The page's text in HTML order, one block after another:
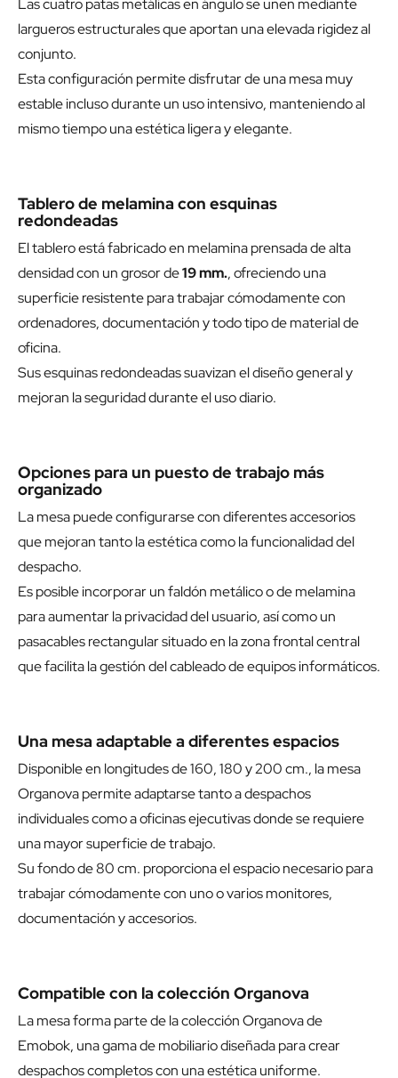
Las cuatro patas metálicas en ángulo se unen mediante
largueros estructurales que aportan una elevada rigidez al
conjunto.
Esta configuración permite disfrutar de una mesa muy
estable incluso durante un uso intensivo, manteniendo al
mismo tiempo una estética ligera y elegante.
Tablero de melamina con esquinas
redondeadas
El tablero está fabricado en melamina prensada de alta
densidad con un grosor de19 mm., ofreciendo una
superficie resistente para trabajar cómodamente con
ordenadores, documentación y todo tipo de material de
oficina.
Sus esquinas redondeadas suavizan el diseño general y
mejoran la seguridad durante el uso diario.
Opciones para un puesto de trabajo más
organizado
La mesa puede configurarse con diferentes accesorios
que mejoran tanto la estética como la funcionalidad del
despacho.
Es posible incorporar un faldón metálico o de melamina
para aumentar la privacidad del usuario, así como un
pasacables rectangular situado en la zona frontal central
que facilita la gestión del cableado de equipos informáticos.
Una mesa adaptable a diferentes espacios
Disponible en longitudes de 160, 180 y 200 cm., la mesa
Organova permite adaptarse tanto a despachos
individuales como a oficinas ejecutivas donde se requiere
una mayor superficie de trabajo.
Su fondo de 80 cm. proporciona el espacio necesario para
trabajar cómodamente con uno o varios monitores,
documentación y accesorios.
Compatible con la colección Organova
La mesa forma parte de la colección Organova de
Emobok, una gama de mobiliario diseñada para crear
despachos completos con una estética uniforme.